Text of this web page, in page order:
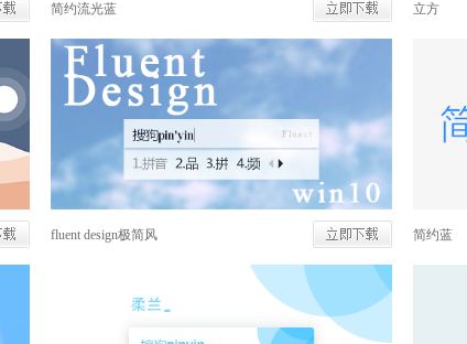
简约流光蓝 立方
fluent design极简风 简约蓝